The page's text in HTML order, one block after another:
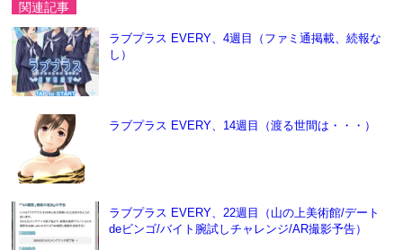
関連記事
ラブプラス EVERY、4週目（ファミ通掲載、続報な
し）
ラブプラス EVERY、14週目（渡る世間は・・・）
ラブプラス EVERY、22週目（山の上美術館/デート
deビンゴ/バイト腕試しチャレンジ/AR撮影予告）